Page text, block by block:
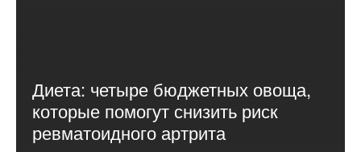
Диета: четыре бюджетных овоща,
которые помогут снизить риск
ревматоидного артрита